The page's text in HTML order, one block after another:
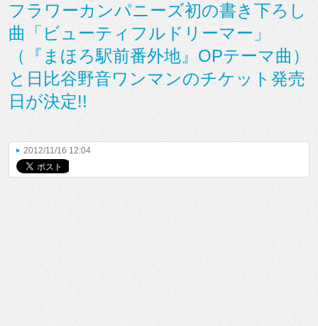
フラワーカンパニーズ初の書き下ろし
曲「ビューティフルドリーマー」
（『まほろ駅前番外地』OPテーマ曲）
と日比谷野音ワンマンのチケット発売
日が決定!!
2012/11/16 12:04